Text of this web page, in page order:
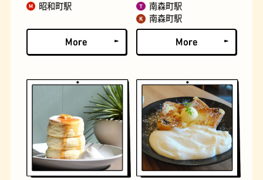
ジェラート
昭和町駅
南森町駅
南森町駅